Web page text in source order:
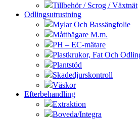
Tillbehör / Scrog / Växtnät
Odlingsutrustning
Mylar Och Bassängfolie
Måttbägare M.m.
PH – EC-mätare
Plastkrukor, Fat Och
Plantstöd
Skadedjurskontroll
Väskor
Efterbehandling
Extraktion
Boveda/Integra